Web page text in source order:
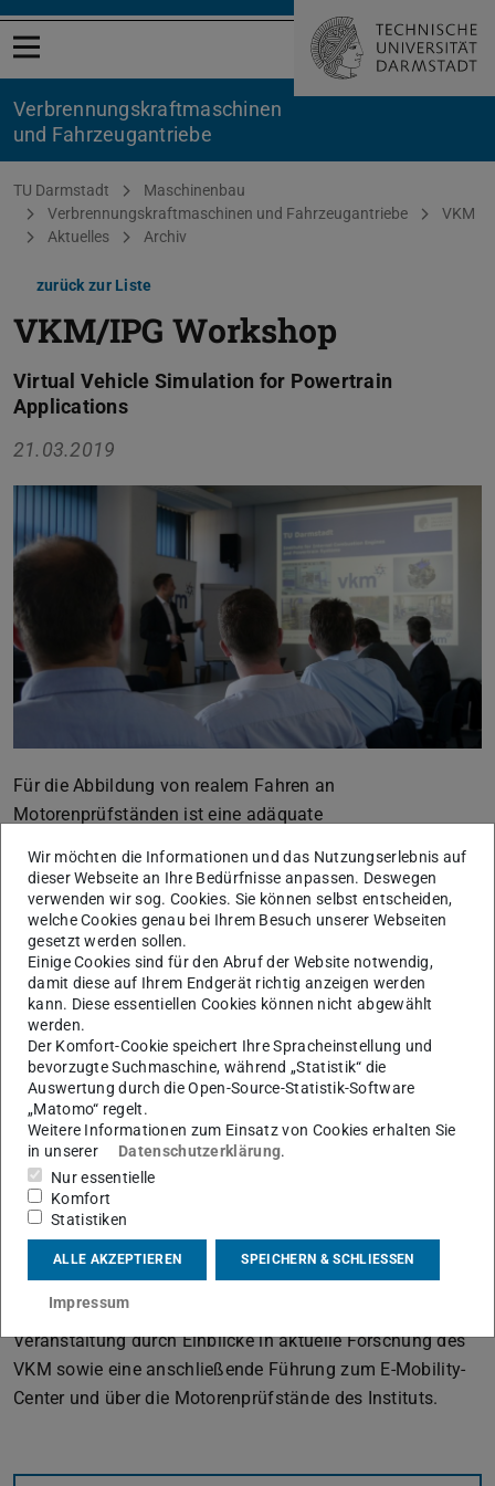
Menü öffnen
Verbrennungskraftmaschinen
und Fahrzeugantriebe
Sie befinden sich hier:
TU Darmstadt
Maschinenbau
Verbrennungskraftmaschinen und Fahrzeugantriebe
VKM
Aktuelles
Archiv
zurück zur Liste
VKM/IPG Workshop
Virtual Vehicle Simulation for Powertrain
Applications
21.03.2019
Für die Abbildung von realem Fahren an
Motorenprüfständen ist eine adäquate
Anbindung einer der wichtigsten Bausteine. Seit nunmehr
10 Jahren wird dazu am Institut für
Verbrennungskraftmaschinen und Fahrzeugantriebe
(VKM) auch der IPG CarMaker verwendet. Die diesjährige
IPG Open House in Darmstadt bot im Rahmen der
Vorstellung der neusten CarMaker Version über 500
Experten aus dem Bereich der virtuellen
Fahrzeugentwicklung die Möglichkeit zum Austausch und
zur Diskussion.
Am 20.03.2019 lud VKM gemeinsam mit IPG zu einem
Workshop speziell für Anwender aus dem Bereich der
Antriebstrangentwicklung ein. Neben den Ausrichtern
zeigten AVL, QTronic und Stähle, wie sie den CarMaker
nutzen, welchen Mehrwert ihre spezifischen
Anwendungen generieren und wie sie sich in IPG
CarMaker integrieren lassen. Abgerundet wurde die
Veranstaltung durch Einblicke in aktuelle Forschung des
VKM sowie eine anschließende Führung zum E-Mobility-
Center und über die Motorenprüfstände des Instituts.
Wir möchten die Informationen und das Nutzungserlebnis auf
dieser Webseite an Ihre Bedürfnisse anpassen. Deswegen
verwenden wir sog. Cookies. Sie können selbst entscheiden,
welche Cookies genau bei Ihrem Besuch unserer Webseiten
gesetzt werden sollen.
Einige Cookies sind für den Abruf der Website notwendig,
damit diese auf Ihrem Endgerät richtig anzeigen werden
kann. Diese essentiellen Cookies können nicht abgewählt
werden.
Der Komfort-Cookie speichert Ihre Spracheinstellung und
bevorzugte Suchmaschine, während „Statistik“ die
Auswertung durch die Open-Source-Statistik-Software
„Matomo“ regelt.
Weitere Informationen zum Einsatz von Cookies erhalten Sie
in unserer
Datenschutzerklärung.
Nur essentielle
Komfort
Statistiken
ALLE AKZEPTIEREN SPEICHERN & SCHLIESSEN
Impressum